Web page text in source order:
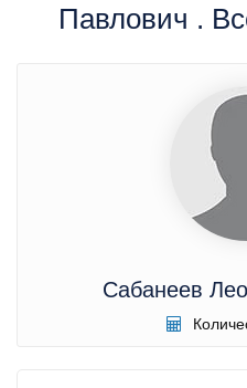
Павлович .
Сабанеев